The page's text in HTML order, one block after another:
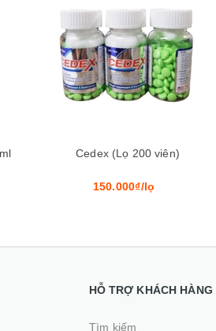
Xem nhanh
Ambroxol Star Danapha 60ml
60.000₫/lọ
Mua hàng
HỖ TRỢ KHÁCH HÀNG
Tìm kiếm